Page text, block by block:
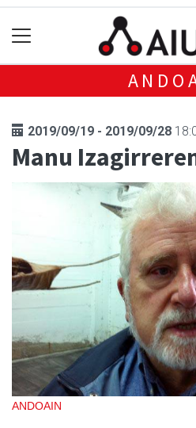
2019/09/19 - 2019/09/28
Manu
ANDOAIN